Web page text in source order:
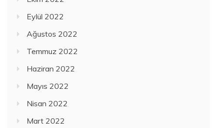
Eylül 2022
Ağustos 2022
Temmuz 2022
Haziran 2022
Mayıs 2022
Nisan 2022
Mart 2022